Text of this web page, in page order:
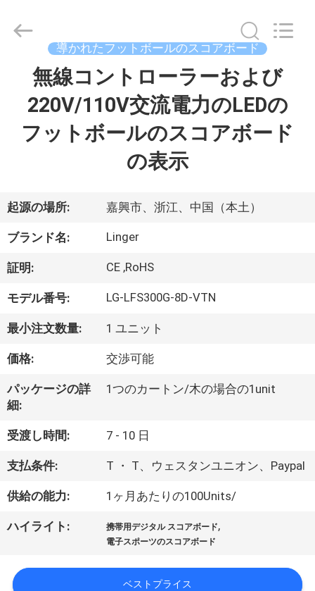
ク
ト
私
達
つ
い
て
工
場
旅
2017
Electronic
Technology
導かれたフットボールのスコアボード
無線コントローラーおよび
220V/110V交流電力のLEDの
フットボールのスコアボード
の表示
起源の場所: 嘉興市、浙江、中国（本土）
ブランド名: Linger
証明: CE ,RoHS
モデル番号: LG-LFS300G-8D-VTN
最小注文数量: 1 ユニット
価格: 交渉可能
パッケージの詳
細:
1つのカートン/木の場合の1unit
受渡し時間: 7 - 10 日
支払条件: T ・ T、ウェスタンユニオン、Paypal
供給の能力: 1ヶ月あたりの100Units/
ハイライト: 携帯用デジタル スコアボード,
電子スポーツのスコアボード
ベストプライス